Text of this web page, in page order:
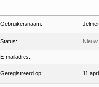
Gebruikersnaam:
Status: Nieuw
E-mailadres:
Geregistreerd op: 11